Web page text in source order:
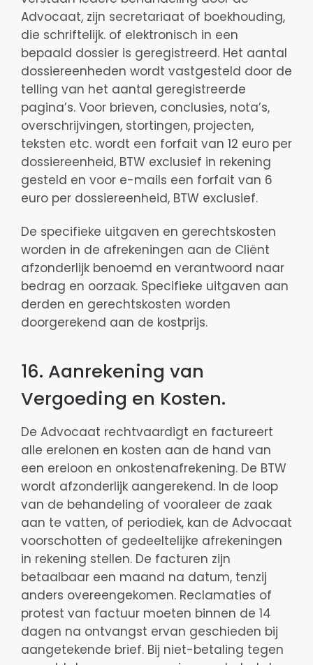
Advocaat, zijn secretariaat of boekhouding,
die schriftelijk. of elektronisch in een
bepaald dossier is geregistreerd. Het aantal
dossiereenheden wordt vastgesteld door de
telling van het aantal geregistreerde
pagina’s. Voor brieven, conclusies, nota’s,
overschrijvingen, stortingen, projecten,
teksten etc. wordt een forfait van 12 euro per
dossiereenheid, BTW exclusief in rekening
gesteld en voor e-mails een forfait van 6
euro per dossiereenheid, BTW exclusief.
De specifieke uitgaven en gerechtskosten
worden in de afrekeningen aan de Cliënt
afzonderlijk benoemd en verantwoord naar
bedrag en oorzaak. Specifieke uitgaven aan
derden en gerechtskosten worden
doorgerekend aan de kostprijs.
16. Aanrekening van
Vergoeding en Kosten.
De Advocaat rechtvaardigt en factureert
alle erelonen en kosten aan de hand van
een ereloon en onkostenafrekening. De BTW
wordt afzonderlijk aangerekend. In de loop
van de behandeling of vooraleer de zaak
aan te vatten, of periodiek, kan de Advocaat
voorschotten of gedeeltelijke afrekeningen
in rekening stellen. De facturen zijn
betaalbaar een maand na datum, tenzij
anders overeengekomen. Reclamaties of
protest van factuur moeten binnen de 14
dagen na ontvangst ervan geschieden bij
aangetekende brief. Bij niet-betaling tegen